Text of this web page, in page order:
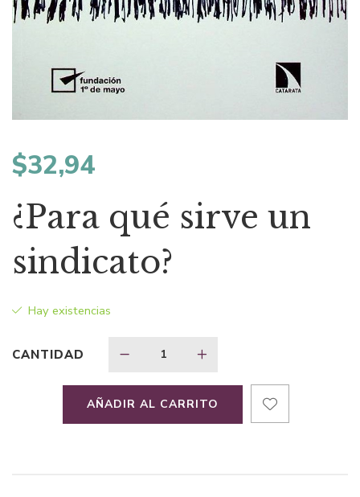
$32,94
¿Para qué sirve un
sindicato?
Hay existencias
CANTIDAD
AÑADIR AL CARRITO